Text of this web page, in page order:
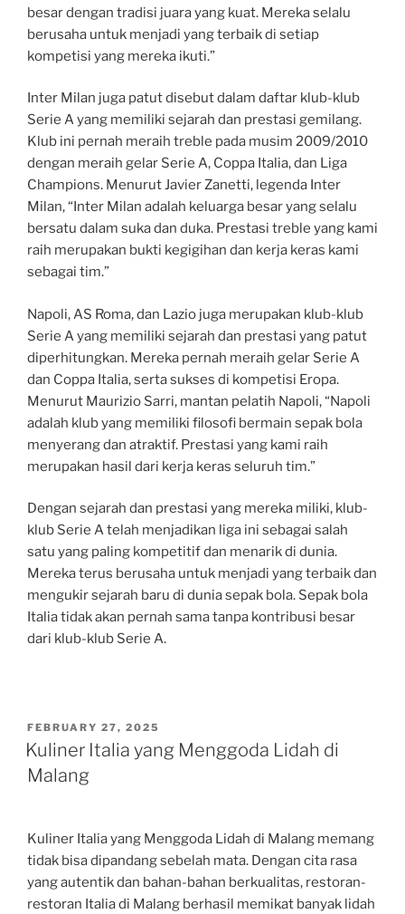
besar dengan tradisi juara yang kuat. Mereka selalu
berusaha untuk menjadi yang terbaik di setiap
kompetisi yang mereka ikuti.”
Inter Milan juga patut disebut dalam daftar klub-klub
Serie A yang memiliki sejarah dan prestasi gemilang.
Klub ini pernah meraih treble pada musim 2009/2010
dengan meraih gelar Serie A, Coppa Italia, dan Liga
Champions. Menurut Javier Zanetti, legenda Inter
Milan, “Inter Milan adalah keluarga besar yang selalu
bersatu dalam suka dan duka. Prestasi treble yang kami
raih merupakan bukti kegigihan dan kerja keras kami
sebagai tim.”
Napoli, AS Roma, dan Lazio juga merupakan klub-klub
Serie A yang memiliki sejarah dan prestasi yang patut
diperhitungkan. Mereka pernah meraih gelar Serie A
dan Coppa Italia, serta sukses di kompetisi Eropa.
Menurut Maurizio Sarri, mantan pelatih Napoli, “Napoli
adalah klub yang memiliki filosofi bermain sepak bola
menyerang dan atraktif. Prestasi yang kami raih
merupakan hasil dari kerja keras seluruh tim.”
Dengan sejarah dan prestasi yang mereka miliki, klub-
klub Serie A telah menjadikan liga ini sebagai salah
satu yang paling kompetitif dan menarik di dunia.
Mereka terus berusaha untuk menjadi yang terbaik dan
mengukir sejarah baru di dunia sepak bola. Sepak bola
Italia tidak akan pernah sama tanpa kontribusi besar
dari klub-klub Serie A.
POSTED
ON
FEBRUARY 27, 2025
Kuliner Italia yang Menggoda Lidah di
Malang
Kuliner Italia yang Menggoda Lidah di Malang memang
tidak bisa dipandang sebelah mata. Dengan cita rasa
yang autentik dan bahan-bahan berkualitas, restoran-
restoran Italia di Malang berhasil memikat banyak lidah